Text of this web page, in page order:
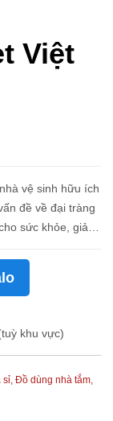
Việt
vệ sinh hữu ích
đề về đại tràng
sức khỏe, giảm
khu vực)
sỉ, Đồ dùng nhà tắm,